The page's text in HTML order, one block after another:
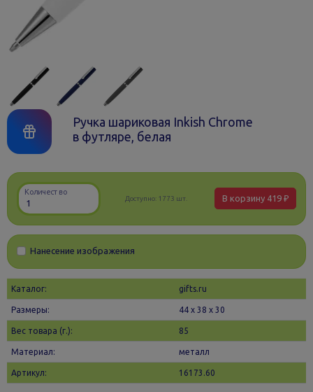
Ручка шариковая Inkish Chrome
в футляре, белая
Количество
Доступно: 1773 шт. В корзину 419 ₽
Нанесение изображения
Каталог: gifts.ru
Размеры: 44 х 38 x 30
Вес товара (г.): 85
Материал: металл
Артикул: 16173.60